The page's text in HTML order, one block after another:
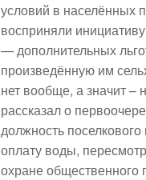
условий в населённых
восприняли
— дополнительных
произведённую им
нет вообще, а значит –
рассказал о
должность
оплату воды,
охране общественного